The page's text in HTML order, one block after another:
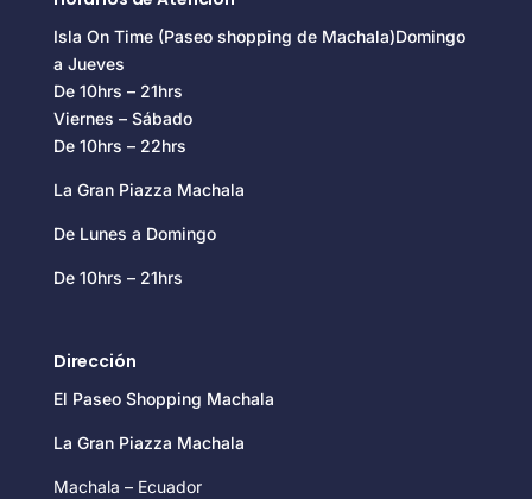
Isla On Time (Paseo shopping de Machala)Domingo
a Jueves
De 10hrs – 21hrs
Viernes – Sábado
De 10hrs – 22hrs
La Gran Piazza Machala
De Lunes a Domingo
De 10hrs – 21hrs
Dirección
El Paseo Shopping Machala
La Gran Piazza Machala
Machala – Ecuador